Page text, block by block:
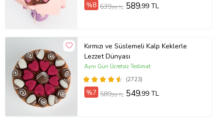
%8 639,99 TL 589,99 TL
Kırmızı ve Süslemeli Kalp Keklerle
Lezzet Dünyası
(2723)
Aynı Gün Ücretsiz Teslimat
%7 589,99 TL 549,99 TL